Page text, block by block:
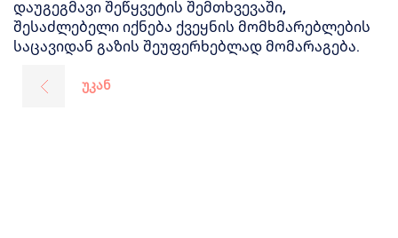
დაუგეგმავი შეწყვეტის შემთხვევაში,
შესაძლებელი იქნება ქვეყნის მომხმარებლების
საცავიდან გაზის შეუფერხებლად მომარაგება.
უკან